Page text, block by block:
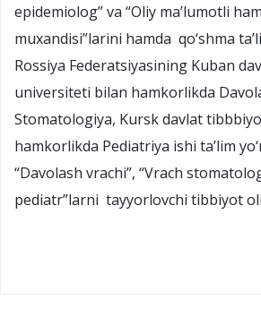
epidemiolog” va “Oliy ma’lumotli
muxandisi”larini hamda qo‘shma
Rossiya Federatsiyasining Kuban
universiteti bilan hamkorlikda
Stomatologiya, Kursk davlat
hamkorlikda Pediatriya ishi ta’lim
“Davolash vrachi”, “Vrach
pediatr”larni tayyorlovchi tibbiyot